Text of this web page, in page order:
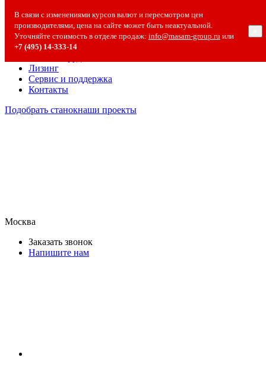
В связи с изменениями курсов валют и пересмотром цен
производителями, цена на сайте может быть неактуальной.
Уточняйте стоимость в отделе продаж: info@masam-group.ru или
+7 (495) 14‑333‑14
О компании
О компании
Полезная информация
Вакансии
Лизинг
Сервис и поддержка
Контакты
Подобрать станокнаши проекты
Москва
Заказать звонок
Напишите нам